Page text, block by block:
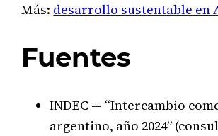
Más: desarrollo sustentable en
Fuentes
INDEC — “Intercambio
argentino, año 2024”